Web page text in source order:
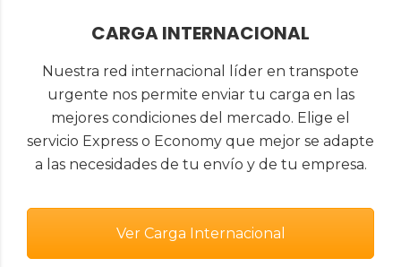
CARGA INTERNACIONAL
Nuestra red internacional líder en transpote
urgente nos permite enviar tu carga en las
mejores condiciones del mercado. Elige el
servicio Express o Economy que mejor se adapte
a las necesidades de tu envío y de tu empresa.
Ver Carga Internacional